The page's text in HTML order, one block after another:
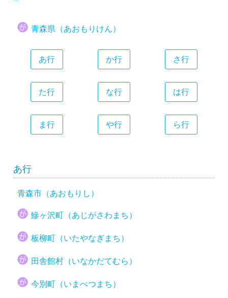
青森県（あおもりけん）
あ行 か行 さ行
た行 な行 は行
ま行 や行 ら行
あ行
青森市（あおもりし）
鰺ヶ沢町（あじがさわまち）
板柳町（いたやなぎまち）
田舎館村（いなかだてむら）
今別町（いまべつまち）